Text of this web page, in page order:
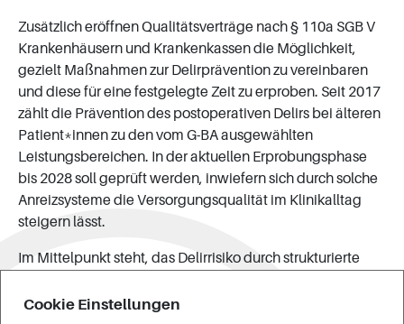
Zusätzlich eröffnen Qualitätsverträge nach § 110a SGB V
Krankenhäusern und Krankenkassen die Möglichkeit,
gezielt Maßnahmen zur Delirprävention zu vereinbaren
und diese für eine festgelegte Zeit zu erproben. Seit 2017
zählt die Prävention des postoperativen Delirs bei älteren
Patient*innen zu den vom G-BA ausgewählten
Leistungsbereichen. In der aktuellen Erprobungsphase
bis 2028 soll geprüft werden, inwiefern sich durch solche
Anreizsysteme die Versorgungsqualität im Klinikalltag
steigern lässt.
Im Mittelpunkt steht, das Delirrisiko durch strukturierte
Orientierungshilfen, frühe Mobilisation und den Erhalt
Cookie Einstellungen